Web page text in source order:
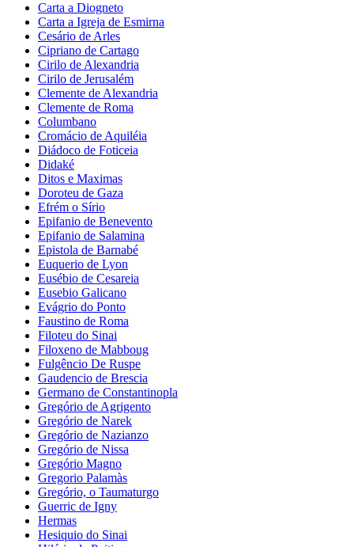
Carta a Diogneto
Carta a Igreja de Esmirna
Cesário de Arles
Cipriano de Cartago
Cirilo de Alexandria
Cirilo de Jerusalém
Clemente de Alexandria
Clemente de Roma
Columbano
Cromácio de Aquiléia
Diádoco de Foticeia
Didaké
Ditos e Maximas
Doroteu de Gaza
Efrém o Sírio
Epifanio de Benevento
Epifanio de Salamina
Epistola de Barnabé
Euquerio de Lyon
Eusébio de Cesareia
Eusebio Galicano
Evágrio do Ponto
Faustino de Roma
Filoteu do Sinai
Filoxeno de Mabboug
Fulgêncio De Ruspe
Gaudencio de Brescia
Germano de Constantinopla
Gregório de Agrigento
Gregório de Narek
Gregório de Nazianzo
Gregório de Nissa
Gregório Magno
Gregorio Palamàs
Gregório, o Taumaturgo
Guerric de Igny
Hermas
Hesiquio do Sinai